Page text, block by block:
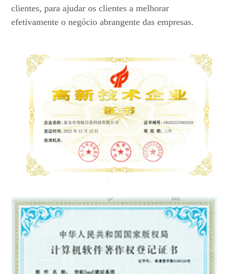
clientes, para ajudar os clientes a melhorar
efetivamente o negócio abrangente das empresas.